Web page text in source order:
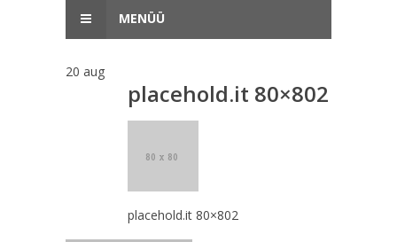
MENÜÜ
20 aug
placehold.it 80×802
placehold.it 80×802